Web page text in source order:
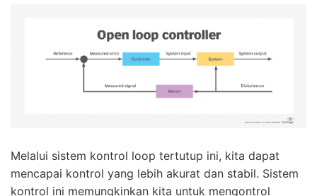
Melalui sistem kontrol loop tertutup ini, kita dapat
mencapai kontrol yang lebih akurat dan stabil. Sistem
kontrol ini memungkinkan kita untuk mengontrol